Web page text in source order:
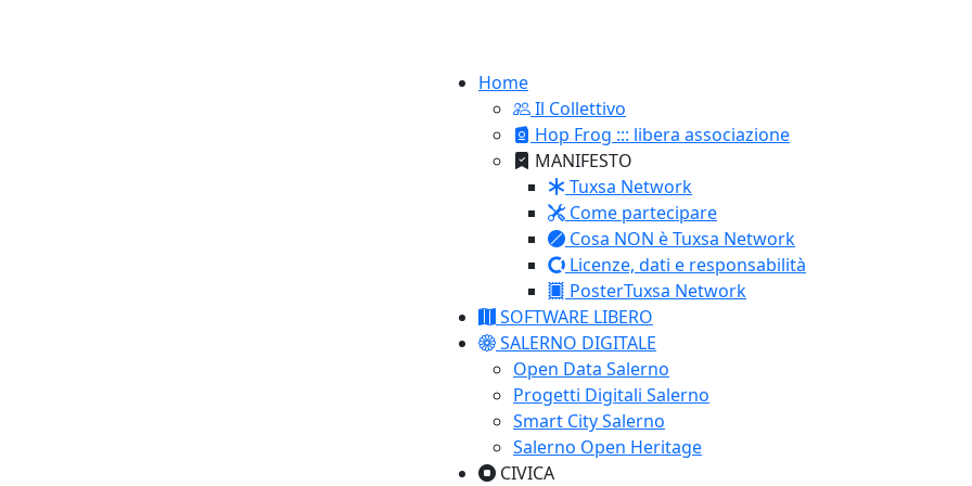
Home
Il Collettivo
Hop Frog ::: libera associazione
MANIFESTO
Tuxsa Network
Come partecipare
Cosa NON è Tuxsa Network
Licenze, dati e responsabilità
PosterTuxsa Network
SOFTWARE LIBERO
SALERNO DIGITALE
Open Data Salerno
Progetti Digitali Salerno
Smart City Salerno
Salerno Open Heritage
CIVICA